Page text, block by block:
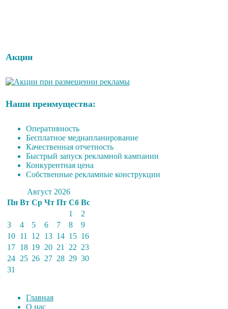
Акции
Наши преимущества:
Оперативность
Бесплатное медиапланирование
Качественная отчетность
Быстрый запуск рекламной кампании
Конкурентная цена
Собственные рекламные конструкции
Август 2026
Пн Вт Ср Чт Пт Сб Вс
1
2
3
4 5 6 7 8
9
10 11 12 13 14 15 16
17 18 19 20 21 22 23
24 25 26 27 28 29 30
31
Главная
О нас